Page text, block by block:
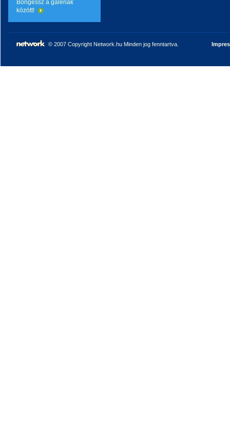
Böngéssz a galériák
között!
© 2007 Copyright Network.hu Minden jog fenntartva.